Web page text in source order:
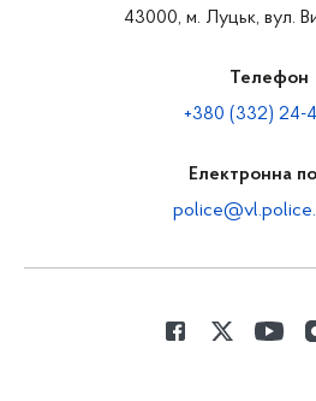
43000, м. Луцьк, вул.
Телефон
+380 (332) 24-
Електронна